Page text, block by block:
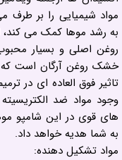
مواد شیمیایی را بر
به رشد موها کمک می
روغن اصلی و بسیار
خشک روغن آرگان است که
تاثیر فوق العاده ای در
وجود مواد ضد
های قوی در این شامپو
به شما هدیه خواهد داد.
مواد تشکیل دهنده: